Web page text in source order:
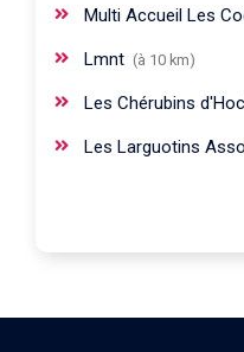
Multi Accueil Les
Lmnt (à 10 km)
Les Chérubins
Les Larguotins